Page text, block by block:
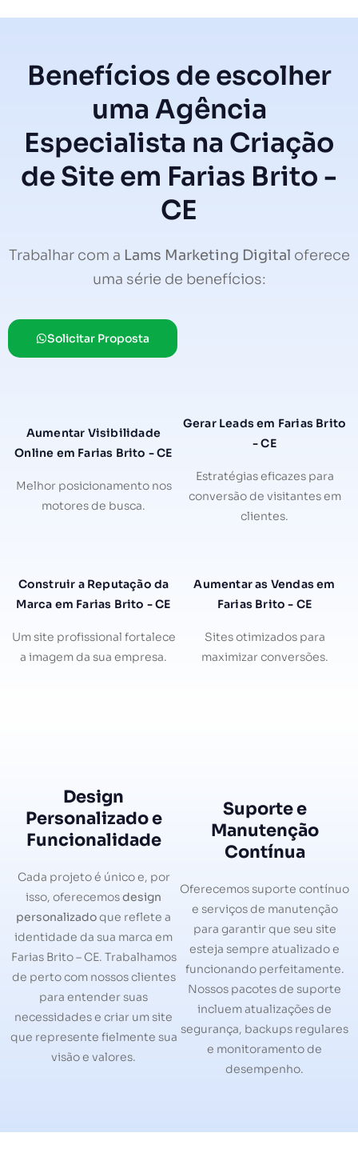
Benefícios de escolher
uma Agência
Especialista na Criação
de Site em Farias Brito -
CE
Trabalhar com a Lams Marketing Digital oferece
uma série de benefícios:
Solicitar Proposta
Aumentar Visibilidade
Online em Farias Brito - CE
Melhor posicionamento nos
motores de busca.
Gerar Leads em Farias Brito
- CE
Estratégias eficazes para
conversão de visitantes em
clientes.
Construir a Reputação da
Marca em Farias Brito - CE
Um site profissional fortalece
a imagem da sua empresa.
Aumentar as Vendas em
Farias Brito - CE
Sites otimizados para
maximizar conversões.
Design
Personalizado e
Funcionalidade
Cada projeto é único e, por
isso, oferecemosdesign
personalizadoque reflete a
identidade da sua marca em
Farias Brito – CE. Trabalhamos
de perto com nossos clientes
para entender suas
necessidades e criar um site
que represente fielmente sua
visão e valores.
Suporte e
Manutenção
Contínua
Oferecemos suporte contínuo
e serviços de manutenção
para garantir que seu site
esteja sempre atualizado e
funcionando perfeitamente.
Nossos pacotes de suporte
incluem atualizações de
segurança, backups regulares
e monitoramento de
desempenho.